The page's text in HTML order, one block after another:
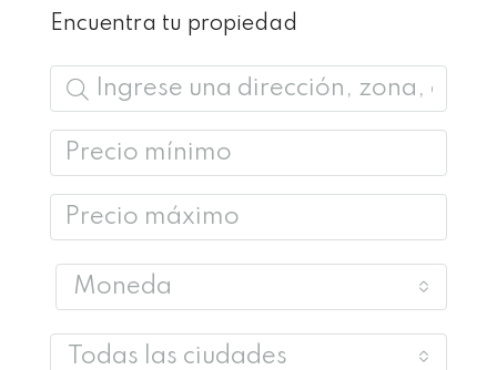
Encuentra tu propiedad
Moneda
Todas las ciudades